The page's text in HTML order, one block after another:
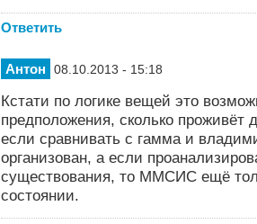
Ответить
Антон 08.10.2013 - 15:18
Кстати по логике вещей это
предположения, сколько проживёт
если сравнивать с гамма и
организован, а если
существования, то ММСИС ещё
состоянии.